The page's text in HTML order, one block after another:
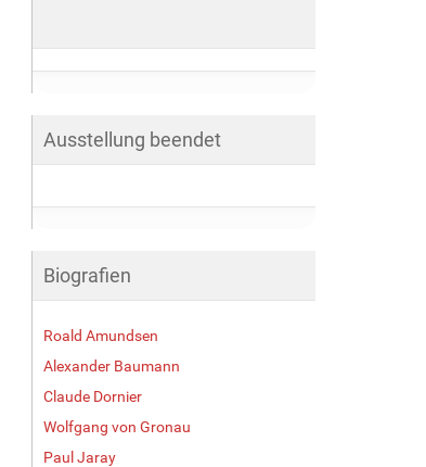
Ausstellung beendet
Biografien
Roald Amundsen
Alexander Baumann
Claude Dornier
Wolfgang von Gronau
Paul Jaray